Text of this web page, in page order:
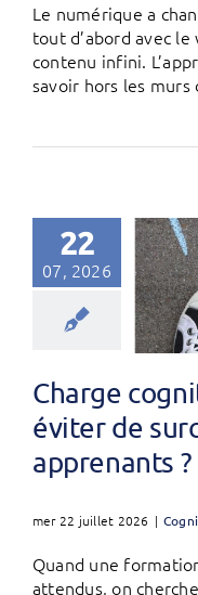
Le numérique a
tout d’abord avec
contenu infini.
savoir hors les murs
22
07, 2026
Charge
éviter de
apprenants ?
mer 22 juillet 2026 |
Quand une
attendus, on